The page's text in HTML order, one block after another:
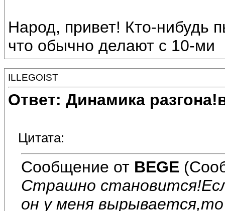
Народ, привет! Кто-нибудь
что обычно делают с 10-ми
ILLEGOIST
Ответ: Динамика
Цитата:
Сообщение от BEGE
Страшно
он у меня